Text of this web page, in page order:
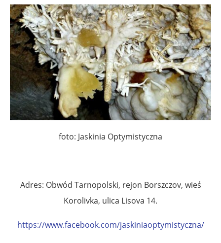
foto: Jaskinia Optymistyczna
Adres: Obwód Tarnopolski, rejon Borszczov, wieś
Korolivka, ulica Lisova 14.
https://www.facebook.com/jaskiniaoptymistyczna/